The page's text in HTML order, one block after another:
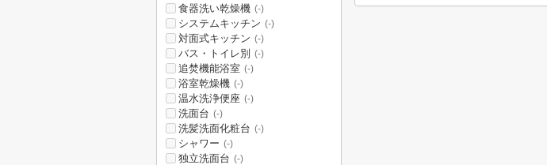
食器洗い乾燥機 (-)
システムキッチン (-)
対面式キッチン (-)
バス・トイレ別 (-)
追焚機能浴室 (-)
浴室乾燥機 (-)
温水洗浄便座 (-)
洗面台 (-)
洗髪洗面化粧台 (-)
シャワー (-)
独立洗面台 (-)